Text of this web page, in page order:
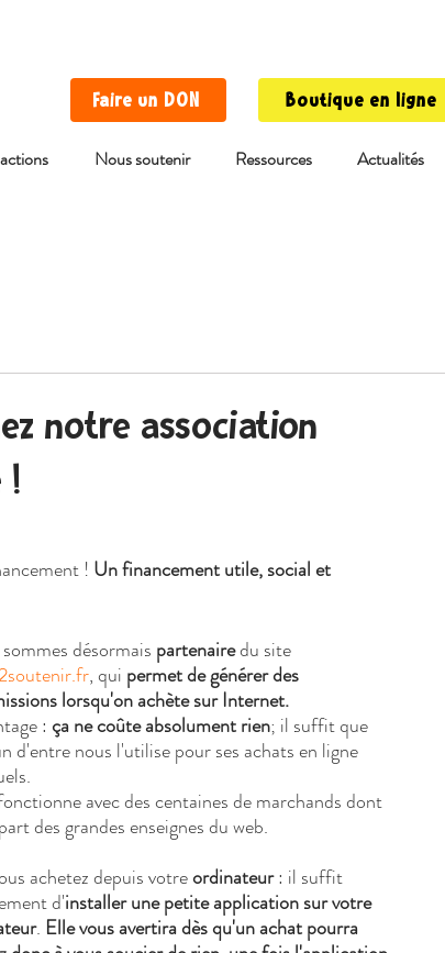
Nous soutenir Ressources Actualités
Faire un DON Boutique en ligne
notre association
!
! Un financement utile, social et
désormais partenaire du site
, qui permet de générer des
lorsqu'on achète sur Internet.
: ça ne coûte absolument rien; il suffit que
d'entre nous l'utilise pour ses achats en ligne
avec des centaines de marchands dont
des grandes enseignes du web.
achetez depuis votre ordinateur : il suffit
d'installer une petite application sur votre
. Elle vous avertira dès qu'un achat pourra